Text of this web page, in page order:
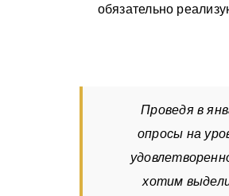
обязательно
Проведя в
опросы на
хотим